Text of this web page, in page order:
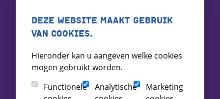
DEZE WEBSITE MAAKT GEBRUIK
VAN COOKIES.
Hieronder kan u aangeven welke cookies
mogen gebruikt worden.
Functionele
Analytische
Marketing